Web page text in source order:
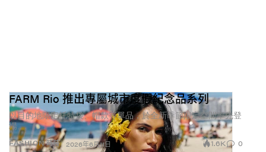
FASHION 時裝
FARM Rio 推出專屬城市度假紀念品系列
以目的地限定托特袋、帽款等單品，於全新季節限定空間率先登
場。
2026年6月11日 1.6K 0